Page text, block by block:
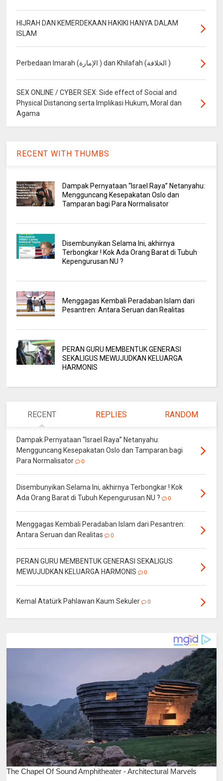
HIJRAH DAN KEMERDEKAAN HAKIKI HANYA DALAM
ISLAM
Perbedaan Imarah (الإمارة ) dan Khilafah (الخلافة )
SEX ONLINE / CYBER SEX: Side effect of Social and
Physical Distancing serta Implikasi Hukum, Moral dan
Agama
RECENT WITH THUMBS
Dampak Pernyataan “Israel Raya” Netanyahu:
Mengguncang Kesepakatan Oslo dan
Tamparan bagi Para Normalisator
Disembunyikan Selama Ini, akhirnya
Terbongkar ! Kok Ada Orang Barat di Tubuh
Kepengurusan NU ?
Menggagas Kembali Peradaban Islam dari
Pesantren: Antara Seruan dan Realitas
PERAN GURU MEMBENTUK GENERASI
SEKALIGUS MEWUJUDKAN KELUARGA
HARMONIS
RECENT REPLIES RANDOM
Dampak Pernyataan “Israel Raya” Netanyahu:
Mengguncang Kesepakatan Oslo dan Tamparan bagi
Para Normalisator
0
Disembunyikan Selama Ini, akhirnya Terbongkar ! Kok
Ada Orang Barat di Tubuh Kepengurusan NU ?
0
Menggagas Kembali Peradaban Islam dari Pesantren:
Antara Seruan dan Realitas
0
PERAN GURU MEMBENTUK GENERASI SEKALIGUS
MEWUJUDKAN KELUARGA HARMONIS
0
Kemal Atatürk Pahlawan Kaum Sekuler 0